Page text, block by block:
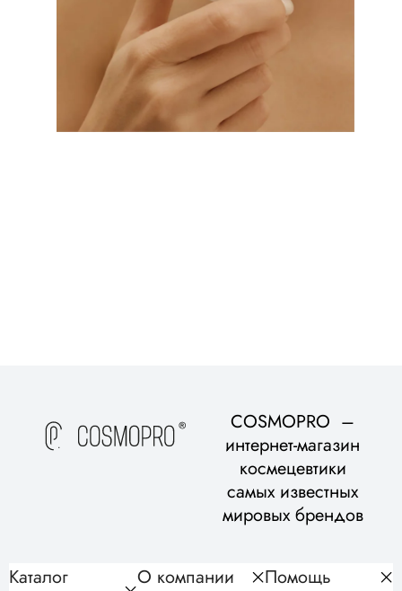
COSMOPRO –
интернет-магазин
космецевтики
самых известных
мировых брендов
Каталог
О компании Помощь